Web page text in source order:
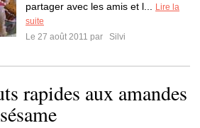
partager avec les amis et l...
Lire la
suite
Le 27 août 2011 par
Silvi
rapides aux amandes